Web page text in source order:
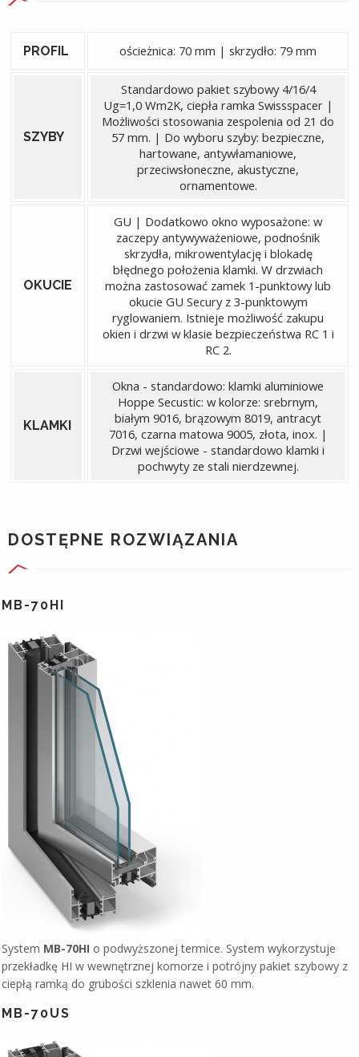
PROFIL ościeżnica: 70 mm | skrzydło: 79 mm
SZYBY
Standardowo pakiet szybowy 4/16/4
Ug=1,0 Wm2K, ciepła ramka Swissspacer |
Możliwości stosowania zespolenia od 21 do
57 mm. | Do wyboru szyby: bezpieczne,
hartowane, antywłamaniowe,
przeciwsłoneczne, akustyczne,
ornamentowe.
OKUCIE
GU | Dodatkowo okno wyposażone: w
zaczepy antywyważeniowe, podnośnik
skrzydła, mikrowentylację i blokadę
błędnego położenia klamki. W drzwiach
można zastosować zamek 1-punktowy lub
okucie GU Secury z 3-punktowym
ryglowaniem. Istnieje możliwość zakupu
okien i drzwi w klasie bezpieczeństwa RC 1 i
RC 2.
KLAMKI
Okna - standardowo: klamki aluminiowe
Hoppe Secustic: w kolorze: srebrnym,
białym 9016, brązowym 8019, antracyt
7016, czarna matowa 9005, złota, inox. |
Drzwi wejściowe - standardowo klamki i
pochwyty ze stali nierdzewnej.
DOSTĘPNE ROZWIĄZANIA
MB-70HI
System MB-70HI o podwyższonej termice. System wykorzystuje
przekładkę HI w wewnętrznej komorze i potrójny pakiet szybowy z
ciepłą ramką do grubości szklenia nawet 60 mm.
MB-70US